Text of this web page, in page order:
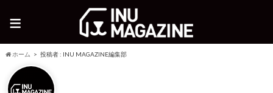
≡
ホーム 投稿者 : INU MAGAZINE編集部